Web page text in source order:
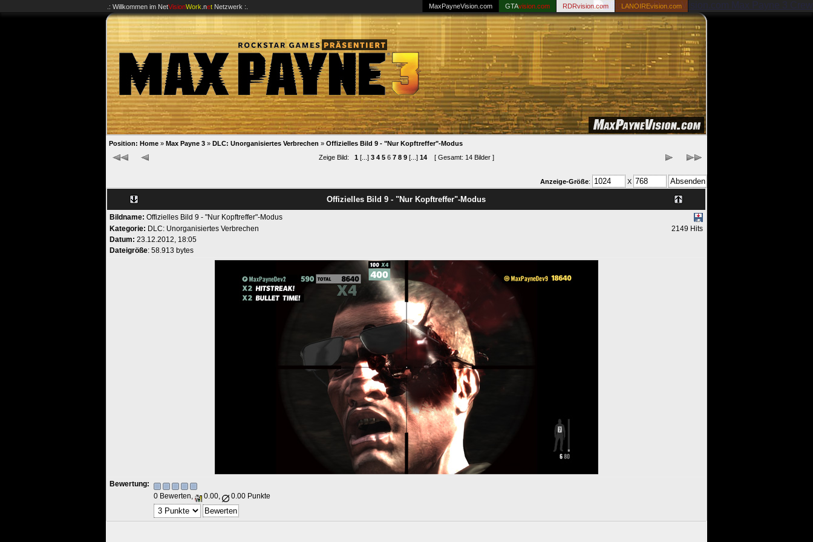
.: Willkommen im NetVisionWork .net Netzwerk :. MaxPayneVision.com GTAvision.com RDRvision.com LANOIREvision.com
Position: Home » Max Payne 3 » DLC: Unorganisiertes Verbrechen » Offizielles Bild 9 - "Nur Kopftreffer"-Modus
Zeige Bild: 1 [...] 3 4 5 6 7 8 9 [...] 14 [ Gesamt: 14 Bilder ]
Anzeige-Größe: X
Offizielles Bild 9 - "Nur Kopftreffer"-Modus
Bildname: Offizielles Bild 9 - "Nur Kopftreffer"-Modus
Kategorie: DLC: Unorganisiertes Verbrechen
2149 Hits
Datum: 23.12.2012, 18:05
Dateigröße: 58.913 bytes
Bewertung:
0 Bewerten,
0.00, 0.00 Punkte